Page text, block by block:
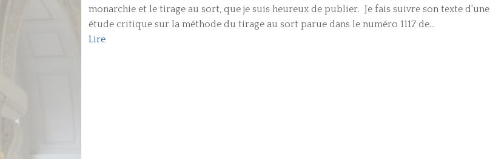
monarchie et le tirage au sort, que je suis heureux de publier. Je fais suivre son texte d'une
étude critique sur la méthode du tirage au sort parue dans le numéro 1117 de...
Lire